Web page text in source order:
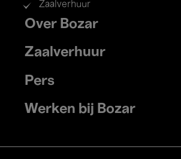
Zaalverhuur
Footer
menu
Over Bozar
Zaalverhuur
Pers
Werken bij Bozar